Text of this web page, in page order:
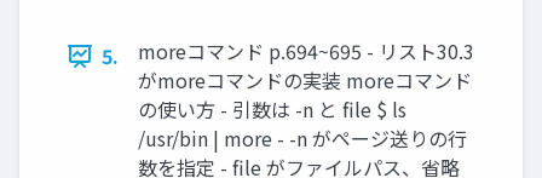
5.
moreコマンド p.694~695 - リスト30.3
がmoreコマンドの実装 moreコマンド
の使い方 - 引数は -n と ﬁle $ ls
/usr/bin | more - -n がページ送りの行
数を指定 - ﬁle がファイルパス、省略